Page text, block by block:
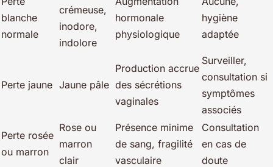
blanche
normale
crémeuse,
inodore,
indolore
hormonale
physiologique
hygiène
adaptée
Perte jaune Jaune pâle
Production accrue
des sécrétions
vaginales
Surveiller,
consultation si
symptômes
associés
Perte rosée
ou marron
Rose ou
marron
clair
Présence minime
de sang, fragilité
vasculaire
Consultation
en cas de
doute